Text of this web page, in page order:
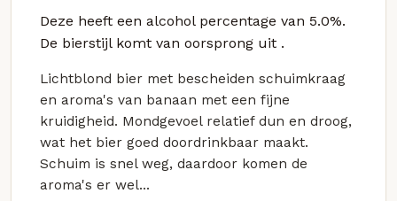
Deze heeft een alcohol percentage van 5.0%.
De bierstijl komt van oorsprong uit .
Lichtblond bier met bescheiden schuimkraag
en aroma's van banaan met een fijne
kruidigheid. Mondgevoel relatief dun en droog,
wat het bier goed doordrinkbaar maakt.
Schuim is snel weg, daardoor komen de
aroma's er wel...